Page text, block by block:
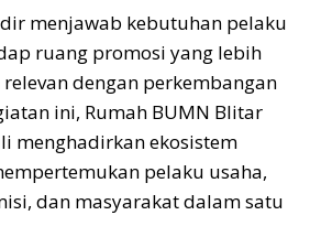
menjawab kebutuhan pelaku
ruang promosi yang lebih
dengan perkembangan
ini, Rumah BUMN Blitar
menghadirkan ekosistem
pelaku usaha,
dan masyarakat dalam satu